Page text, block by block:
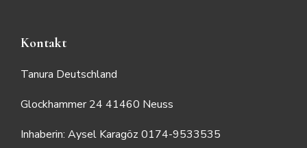
Kontakt
Tanura Deutschland
Glockhammer 24 41460 Neuss
Inhaberin: Aysel Karagöz 0174-9533535